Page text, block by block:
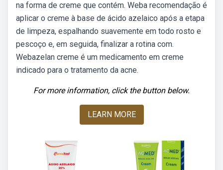
na forma de creme que contém. Weba recomendação é
aplicar o creme à base de ácido azelaico após a etapa
de limpeza, espalhando suavemente em todo rosto e
pescoço e, em seguida, finalizar a rotina com.
Webazelan creme é um medicamento em creme
indicado para o tratamento da acne.
For more information, click the button below.
LEARN MORE